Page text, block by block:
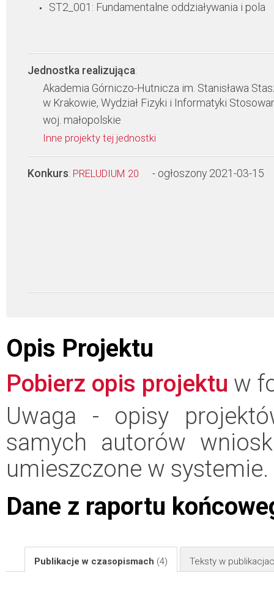
ST2_001: Fundamentalne oddziaływania i pola
Jednostka realizująca:
Akademia Górniczo-Hutnicza im. Stanisława
w Krakowie, Wydział Fizyki i Informatyki
woj. małopolskie
Inne projekty tej jednostki
Konkurs: PRELUDIUM 20 - ogłoszony 2021-03-15
Opis Projektu
Pobierz opis projektu w
Uwaga - opisy
samych autorów
umieszczone w systemie.
Dane z raportu
Publikacje w czasopismach (4) Teksty w